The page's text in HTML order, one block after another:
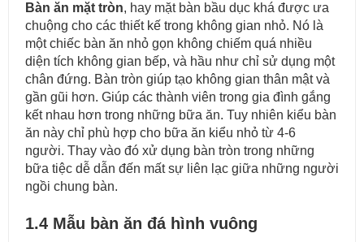
Bàn ăn mặt tròn, hay mặt bàn bầu dục khá được ưa
chuộng cho các thiết kế trong không gian nhỏ. Nó là
một chiếc bàn ăn nhỏ gọn không chiếm quá nhiều
diện tích không gian bếp, và hầu như chỉ sử dụng một
chân đứng. Bàn tròn giúp tạo không gian thân mật và
gần gũi hơn. Giúp các thành viên trong gia đình gắng
kết nhau hơn trong những bữa ăn. Tuy nhiên kiểu bàn
ăn này chỉ phù hợp cho bữa ăn kiểu nhỏ từ 4-6
người. Thay vào đó xử dụng bàn tròn trong những
bữa tiệc dễ dẫn đến mất sự liên lạc giữa những người
ngồi chung bàn.
1.4 Mẫu bàn ăn đá hình vuông